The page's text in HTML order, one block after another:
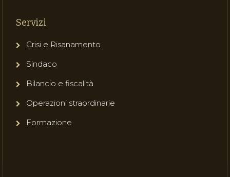
Servizi
Crisi e Risanamento
Sindaco
Bilancio e fiscalità
Operazioni straordinarie
Formazione